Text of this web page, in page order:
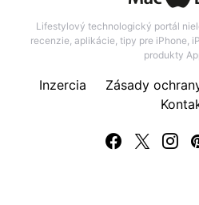
Lifestylový technologický portál
recenzie, aplikácie, tipy pre iPhone,
produkty
Inzercia
Zásady